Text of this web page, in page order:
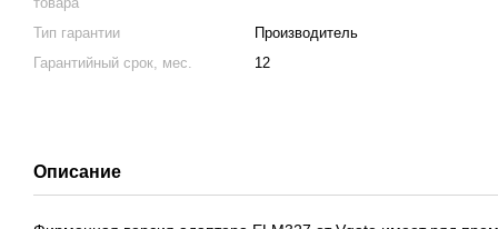
Тип гарантии
Производитель
Гарантийный срок, мес.
12
Описание